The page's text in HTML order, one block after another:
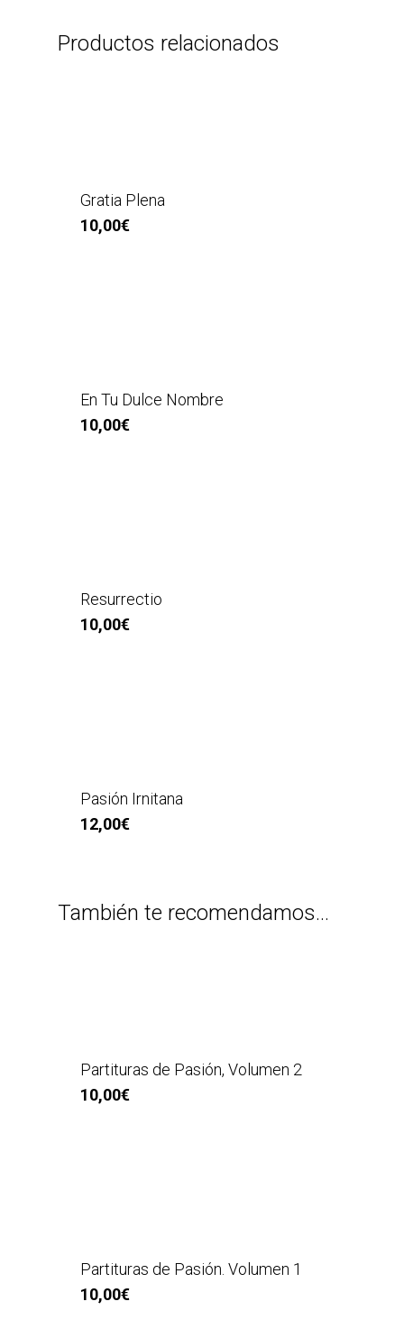
Productos relacionados
Gratia Plena
10,00€
En Tu Dulce Nombre
10,00€
Resurrectio
10,00€
Pasión Irnitana
12,00€
También te recomendamos…
Partituras de Pasión, Volumen 2
10,00€
Partituras de Pasión. Volumen 1
10,00€